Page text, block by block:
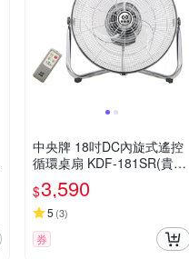
中央牌 18吋DC內旋式遙控
循環桌扇 KDF-181SR(貴族
黑)
$3,590
5 (3)
券